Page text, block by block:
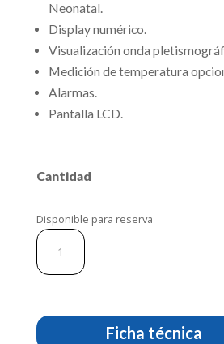
Neonatal.
Display numérico.
Visualización onda
Medición de temperatura
Alarmas.
Pantalla LCD.
Cantidad
Disponible para reserva
Oxímetro
H100B
cantidad
Ficha técnica